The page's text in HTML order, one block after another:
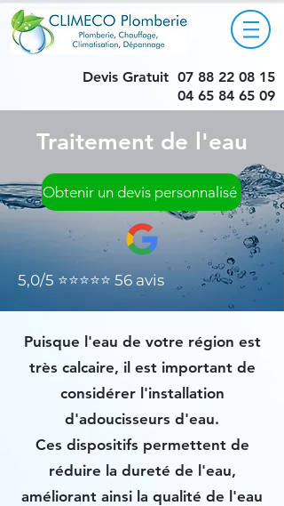
Devis Gratuit 07 88 22 08 15
04 65 84 65 09
Traitement de l'eau
Obtenir un devis personnalisé
5,0/5 ⭐⭐⭐⭐⭐ 56 avis
Puisque l'eau de votre région est
très calcaire, il est important de
considérer l'installation
d'adoucisseurs d'eau.
Ces dispositifs permettent de
réduire la dureté de l'eau,
améliorant ainsi la qualité de l'eau